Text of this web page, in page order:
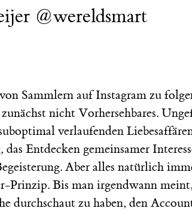
@wereldsmart
Sammlern auf Instagram zu
zunächst nicht Vorhersehbares.
verlaufenden
das Entdecken gemeinsamer
Aber alles natürlich
Prinzip. Bis man irgendwann
durchschaut zu haben, den